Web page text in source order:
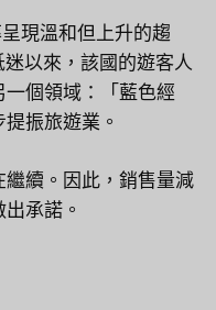
現溫和但上升的趨
以來，該國的遊客人
個領域：「藍色經
振旅遊業。
續。因此，銷售量減
承諾。